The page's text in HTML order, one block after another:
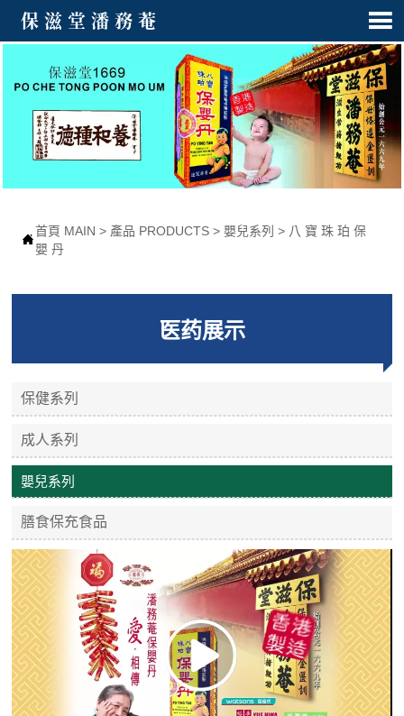
保滋堂潘務菴 

首頁 MAIN > 產品 PRODUCTS > 嬰兒系列 > 八 寶 珠 珀 保
嬰 丹
医药展示
保健系列
成人系列
嬰兒系列
膳食保充食品